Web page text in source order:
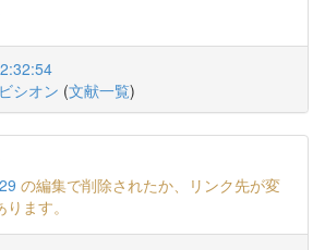
シオン (文献一覧)
の編集で削除されたか、リンク先が変
ます。